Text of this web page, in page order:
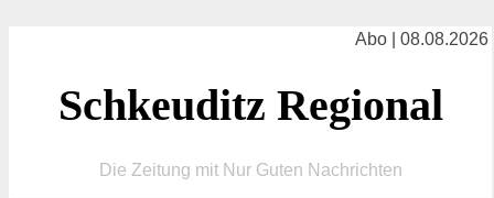
Abo | 08.08.2026
Schkeuditz Regional
Die Zeitung mit Nur Guten Nachrichten